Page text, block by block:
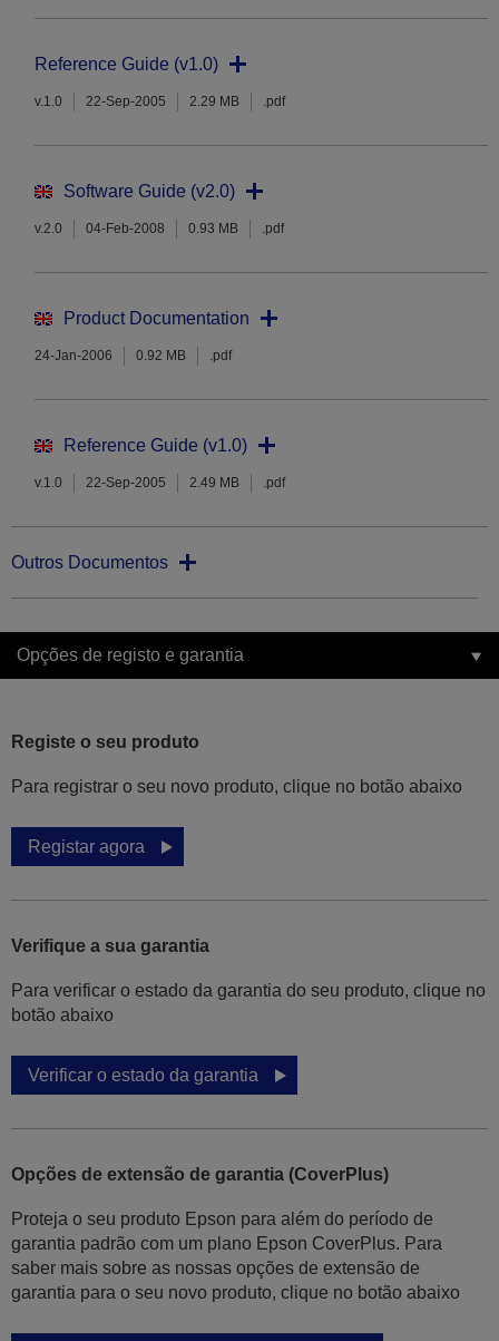
Reference Guide (v1.0)
v.1.0 22-Sep-2005 2.29 MB .pdf
Software Guide (v2.0)
v.2.0 04-Feb-2008 0.93 MB .pdf
Product Documentation
24-Jan-2006 0.92 MB .pdf
Reference Guide (v1.0)
v.1.0 22-Sep-2005 2.49 MB .pdf
Outros Documentos
Opções de registo e garantia
Registe o seu produto
Para registrar o seu novo produto, clique no botão abaixo
Registar agora
Verifique a sua garantia
Para verificar o estado da garantia do seu produto, clique no
botão abaixo
Verificar o estado da garantia
Opções de extensão de garantia (CoverPlus)
Proteja o seu produto Epson para além do período de
garantia padrão com um plano Epson CoverPlus. Para
saber mais sobre as nossas opções de extensão de
garantia para o seu novo produto, clique no botão abaixo